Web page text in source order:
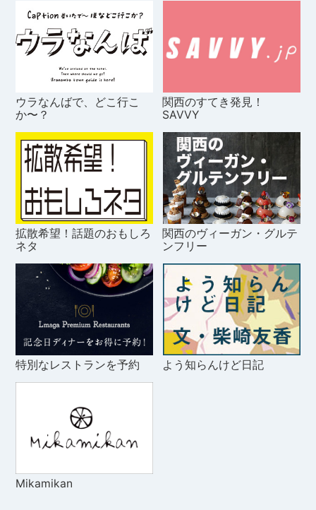
ウラなんばで、どこ行こ
か〜？
関西のすてき発見！
SAVVY
拡散希望！話題のおもしろ
ネタ
関西のヴィーガン・グルテ
ンフリー
特別なレストランを予約 よう知らんけど日記
Mikamikan